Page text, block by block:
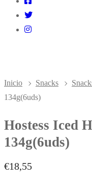
Inicio Snacks
134g(6uds)
Hostess Iced
134g(6uds)
€18,55